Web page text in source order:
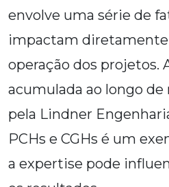
envolve uma série de
impactam diretamente
operação dos projetos.
acumulada ao longo de
pela Lindner
PCHs e CGHs é um
a expertise pode